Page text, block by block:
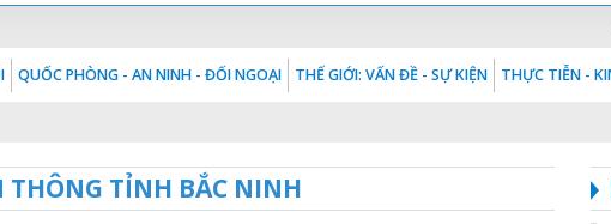
QUỐC PHÒNG - AN NINH - ĐỐI NGOẠI THẾ GIỚI: VẤN ĐỀ - SỰ KIỆN THỰC TIỄN -
THÔNG TỈNH BẮC NINH